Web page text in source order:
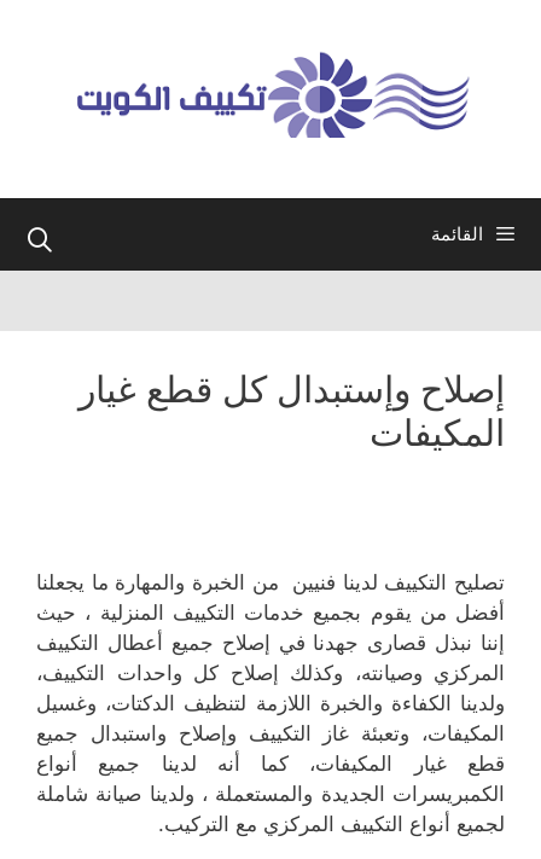
القائمة
إصلاح وإستبدال كل قطع غيار
المكيفات
تصليح التكييف لدينا فنيين من الخبرة والمهارة ما يجعلنا
أفضل من يقوم بجميع خدمات التكييف المنزلية ، حيث
إننا نبذل قصارى جهدنا في إصلاح جميع أعطال التكييف
المركزي وصيانته، وكذلك إصلاح كل واحدات التكييف،
ولدينا الكفاءة والخبرة اللازمة لتنظيف الدكتات، وغسيل
المكيفات، وتعبئة غاز التكييف وإصلاح واستبدال جميع
قطع غيار المكيفات، كما أنه لدينا جميع أنواع
الكمبريسرات الجديدة والمستعملة ، ولدينا صيانة شاملة
لجميع أنواع التكييف المركزي مع التركيب.